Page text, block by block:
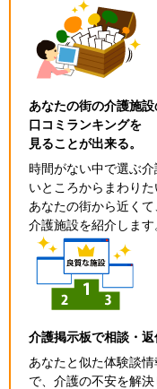
あなたの街の介護施設
口コミランキングを
見ることが出来る。
時間がない中で選ぶ介
いところからまわりた
あなたの街から近く
介護施設を紹介します
介護掲示板で相談・返
あなたと似た体験談情
で、介護の不安を解決